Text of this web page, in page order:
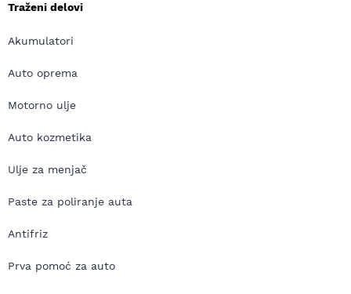
Traženi delovi
Akumulatori
Auto oprema
Motorno ulje
Auto kozmetika
Ulje za menjač
Paste za poliranje auta
Antifriz
Prva pomoć za auto